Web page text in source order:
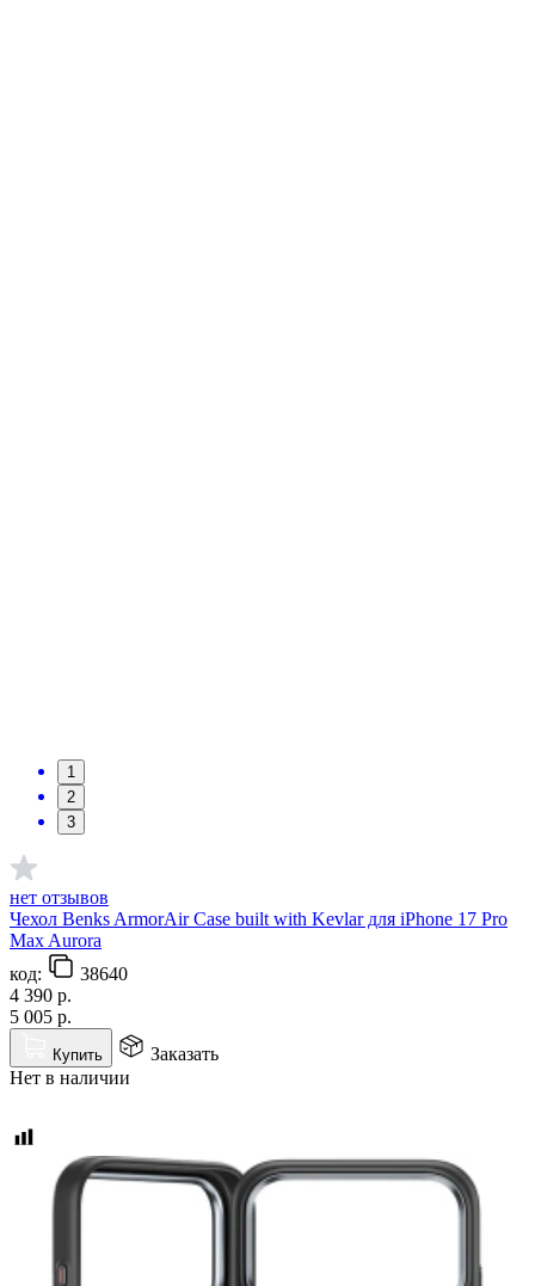
1
2
3
нет отзывов
Чехол Benks ArmorAir Case built with Kevlar для iPhone 17 Pro
Max Aurora
код:
38640
4 390 р.
5 005 р.
Купить
Заказать
Нет в наличии